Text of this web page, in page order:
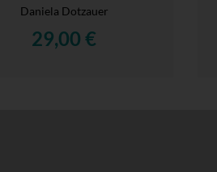
Daniela Dotzauer
29,00 €